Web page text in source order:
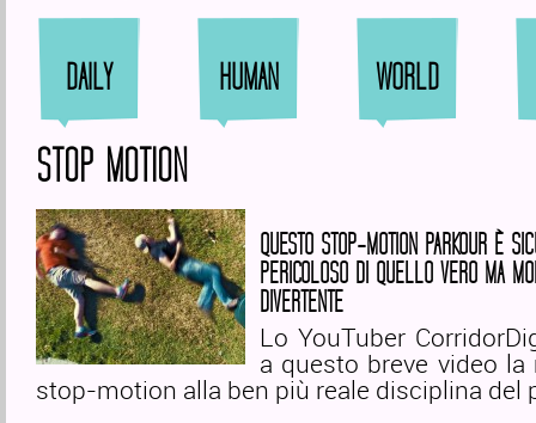
DAILY HUMAN WORLD
STOP MOTION
QUESTO STOP-MOTION PARKOUR È
PERICOLOSO DI QUELLO VERO MA
DIVERTENTE
Lo YouTuber
a questo breve video la
stop-motion alla ben più reale disciplina del